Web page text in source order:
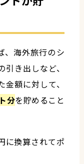
、海外旅行のシ
き出しなど、
額に対して、
分を貯めること
に換算されてポ